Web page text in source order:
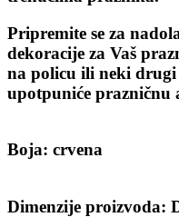
Pripremite se za
dekoracije za Vaš
na policu ili neki drugi
upotpuniće prazničnu
Boja: crvena
Dimenzije proizvoda: